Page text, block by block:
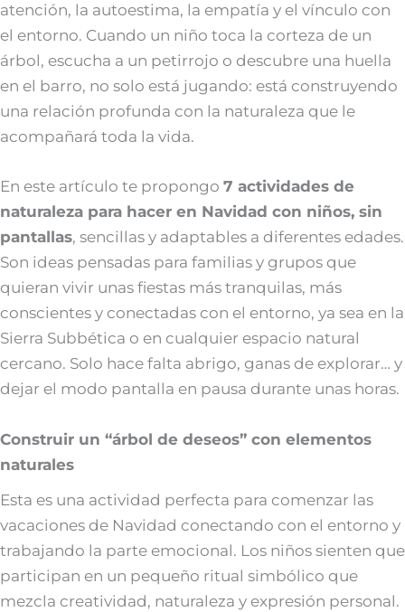
atención, la autoestima, la empatía y el vínculo con
el entorno. Cuando un niño toca la corteza de un
árbol, escucha a un petirrojo o descubre una huella
en el barro, no solo está jugando: está construyendo
una relación profunda con la naturaleza que le
acompañará toda la vida.
En este artículo te propongo 7 actividades de
naturaleza para hacer en Navidad con niños, sin
pantallas, sencillas y adaptables a diferentes edades.
Son ideas pensadas para familias y grupos que
quieran vivir unas fiestas más tranquilas, más
conscientes y conectadas con el entorno, ya sea en la
Sierra Subbética o en cualquier espacio natural
cercano. Solo hace falta abrigo, ganas de explorar… y
dejar el modo pantalla en pausa durante unas horas.
Construir un “árbol de deseos” con elementos
naturales
Esta es una actividad perfecta para comenzar las
vacaciones de Navidad conectando con el entorno y
trabajando la parte emocional. Los niños sienten que
participan en un pequeño ritual simbólico que
mezcla creatividad, naturaleza y expresión personal.